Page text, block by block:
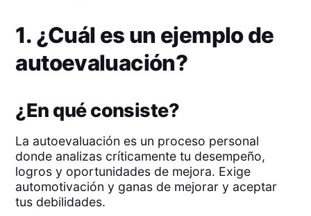
1. ¿Cuál es un ejemplo de
autoevaluación?
¿En qué consiste?
La autoevaluación es un proceso personal
donde analizas críticamente tu desempeño,
logros y oportunidades de mejora. Exige
automotivación y ganas de mejorar y aceptar
tus debilidades.